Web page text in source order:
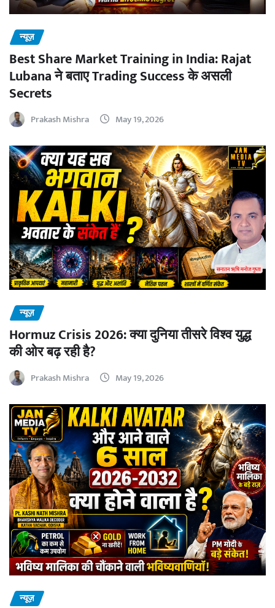
न्यूज़
Best Share Market Training in India: Rajat
Lubana ने बताए Trading Success के असली
Secrets
Prakash Mishra May 19, 2026
न्यूज़
Hormuz Crisis 2026: क्या दुनिया तीसरे विश्व युद्ध
की ओर बढ़ रही है?
Prakash Mishra May 19, 2026
न्यूज़